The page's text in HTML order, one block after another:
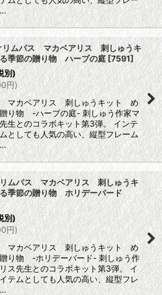
…
ムパス マカベアリス 刺しゅうキ
季節の贈り物 ハーブの庭 [7591]
別)
円)
マカベアリス 刺しゅうキット め
り物 -ハーブの庭- 刺しゅう作家マ
生とのコラボキット第3弾。 インテ
としても人気の高い、縦型フレーム
…
ムパス マカベアリス 刺しゅうキ
季節の贈り物 ホリデーバード
別)
円)
マカベアリス 刺しゅうキット め
贈り物 -ホリデーバード- 刺しゅう作
ス先生とのコラボキット第3弾。 イ
テムとしても人気の高い、縦型フレ